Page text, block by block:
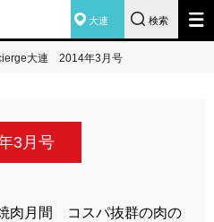
大連 検索
大連 2014年3月号
3月号
肉月間 コスパ抜群の肉の